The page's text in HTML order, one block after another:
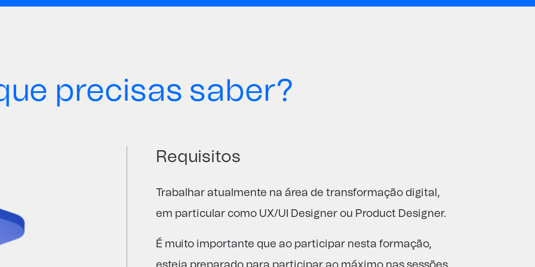
precisas saber?
Requisitos
Trabalhar atualmente na área de transformação digital,
em particular como UX/UI Designer ou Product Designer.
É muito importante que ao participar nesta formação,